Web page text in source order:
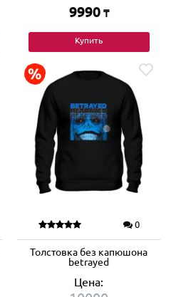
9990 ₸
Купить
0
Толстовка без капюшона
betrayed
Цена: